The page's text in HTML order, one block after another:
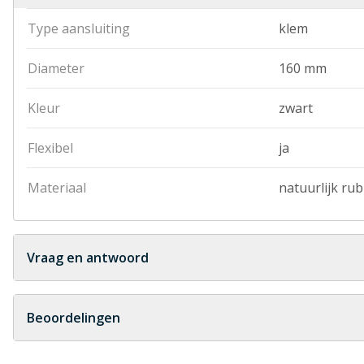
Type aansluiting klem
Diameter 160 mm
Kleur zwart
Flexibel ja
Materiaal natuurlijk
Vraag en antwoord
Geen vragen
Beoordelingen